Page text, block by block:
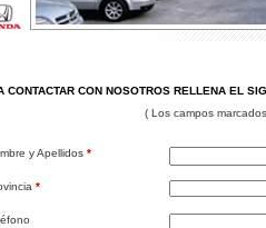
CONTACTAR CON NOSOTROS RELLENA EL
( Los campos
y Apellidos *
*